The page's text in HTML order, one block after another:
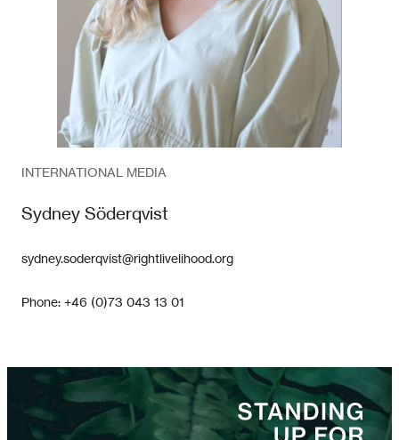
INTERNATIONAL MEDIA
Sydney Söderqvist
sydney.soderqvist@rightlivelihood.org
Phone: +46 (0)73 043 13 01